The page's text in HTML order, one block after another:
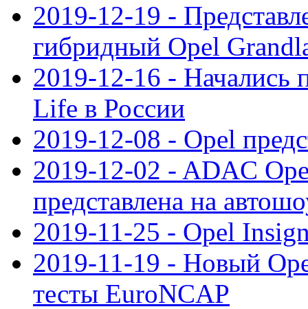
2019-12-19 -
гибридный Opel
2019-12-16 - Начались
Life в России
2019-12-08 - Opel
2019-12-02 - ADAC
представлена на
2019-11-25 - Opel
2019-11-19 - Новый
тесты EuroNCAP